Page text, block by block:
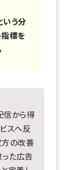
う分
標を
信から得
スへ反
方の改善
った広告